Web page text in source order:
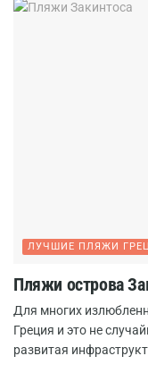
ЛУЧШИЕ ПЛЯЖИ
Пляжи острова
Для многих
Греция и это не
развитая